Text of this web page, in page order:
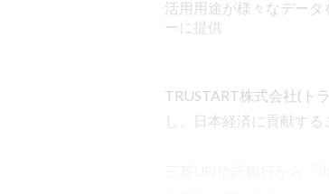
活用用途が様々なデー
ーに提供
TRUSTART株式会社(ト
し、日本経済に貢献す